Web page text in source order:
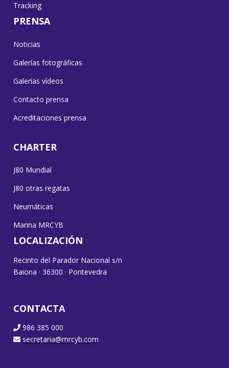
Tracking
PRENSA
Noticias
Galerías fotográficas
Galerías vídeos
Contacto prensa
Acreditaciones prensa
CHARTER
J80 Mundial
J80 otras regatas
Neumáticas
Marina MRCYB
LOCALIZACIÓN
Recinto del Parador Nacional s/n
Baiona · 36300 · Pontevedra
CONTACTA
986 385 000
secretaria@mrcyb.com